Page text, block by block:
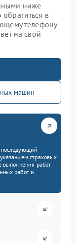
ниже
в
телефону
на свой
машин
последующий
страховых
выполнения работ
работ и